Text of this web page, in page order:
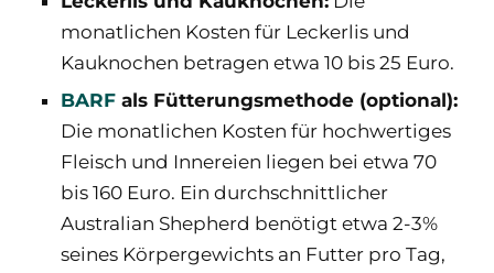
monatlichen Kosten für Leckerlis und
Kauknochen betragen etwa 10 bis 25 Euro.
BARF als Fütterungsmethode (optional):
Die monatlichen Kosten für hochwertiges
Fleisch und Innereien liegen bei etwa 70
bis 160 Euro. Ein durchschnittlicher
Australian Shepherd benötigt etwa 2-3%
seines Körpergewichts an Futter pro Tag,